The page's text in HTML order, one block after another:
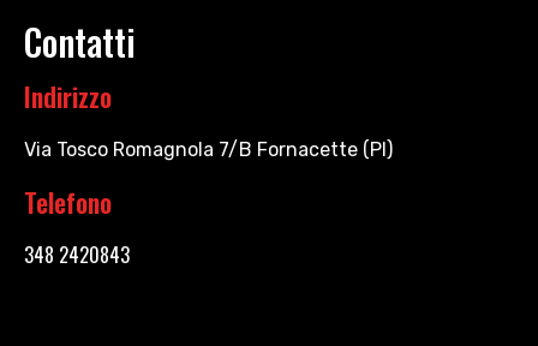
Contatti
Indirizzo
Via Tosco Romagnola 7/B Fornacette (PI)
Telefono
348 2420843